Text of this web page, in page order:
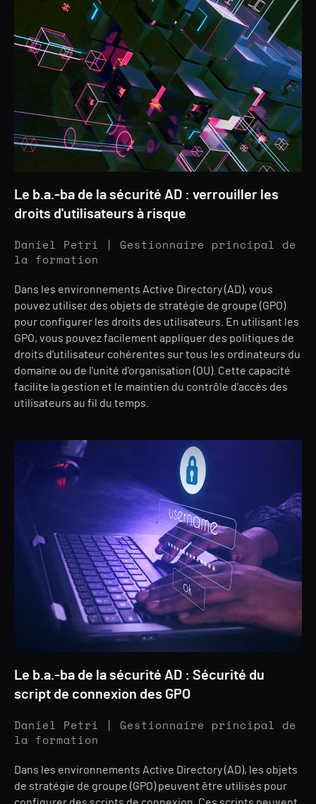
Le b.a.-ba de la sécurité AD : verrouiller les
droits d'utilisateurs à risque
Daniel Petri | Gestionnaire principal de
la formation
Dans les environnements Active Directory (AD), vous
pouvez utiliser des objets de stratégie de groupe (GPO)
pour configurer les droits des utilisateurs. En utilisant les
GPO, vous pouvez facilement appliquer des politiques de
droits d'utilisateur cohérentes sur tous les ordinateurs du
domaine ou de l'unité d'organisation (OU). Cette capacité
facilite la gestion et le maintien du contrôle d'accès des
utilisateurs au fil du temps.
Le b.a.-ba de la sécurité AD : Sécurité du
script de connexion des GPO
Daniel Petri | Gestionnaire principal de
la formation
Dans les environnements Active Directory (AD), les objets
de stratégie de groupe (GPO) peuvent être utilisés pour